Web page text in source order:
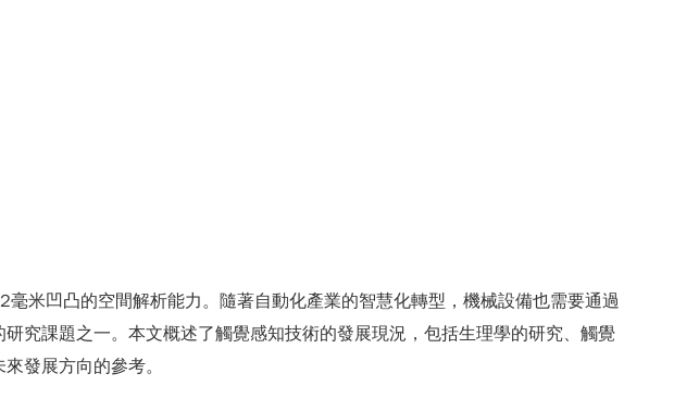
米凹凸的空間解析能力。隨著自動化產業的智慧化轉型，機械設備也需要通過
究課題之一。本文概述了觸覺感知技術的發展現況，包括生理學的研究、觸覺
發展方向的參考。